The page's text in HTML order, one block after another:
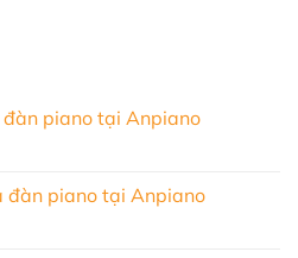
đàn piano tại Anpiano
đàn piano tại Anpiano